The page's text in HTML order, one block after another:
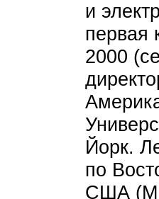
и
первая
2000
Йорк.
по
США